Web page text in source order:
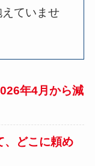
ていませ
年4月から減
、どこに頼め